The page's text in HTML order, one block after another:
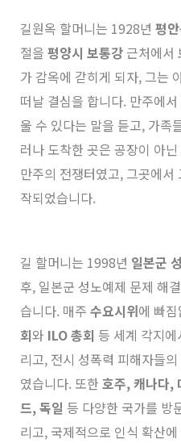
길원옥 할머니는 1928년 평
절을 평양시 보통강 근처에서
가 감옥에 갇히게 되자, 그는
떠날 결심을 합니다. 만주에
울 수 있다는 말을 듣고, 가족
러나 도착한 곳은 공장이 아
만주의 전쟁터였고, 그곳에
작되었습니다.
길 할머니는 1998년 일본군
후, 일본군 성노예제 문제 해
습니다. 매주 수요시위에 빠
회와 ILO 총회 등 세계 각지
리고, 전시 성폭력 피해자들
였습니다. 또한 호주, 캐나다,
드, 독일 등 다양한 국가를 방
리고, 국제적으로 인식 확산